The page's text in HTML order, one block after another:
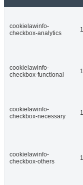
cookielawinfo-
checkbox-analytics
cookielawinfo-
checkbox-functional
cookielawinfo-
checkbox-necessary
cookielawinfo-
checkbox-others